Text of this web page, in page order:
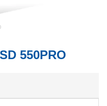
550PRO